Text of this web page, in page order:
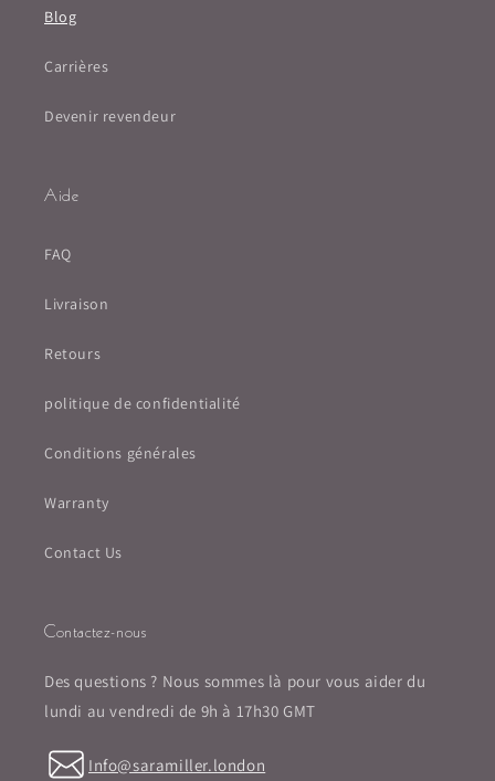
Blog
Carrières
Devenir revendeur
Aide
FAQ
Livraison
Retours
politique de confidentialité
Conditions générales
Warranty
Contact Us
Contactez-nous
Des questions ? Nous sommes là pour vous aider du
lundi au vendredi de 9h à 17h30 GMT
Info@saramiller.london